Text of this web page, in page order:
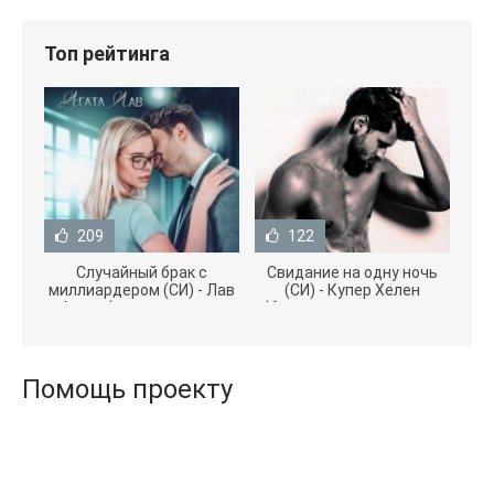
Топ рейтинга
209
Случайный брак с
миллиардером (СИ) - Лав
Агата (полная версия
122
Свидание на одну ночь
(СИ) - Купер Хелен
(бесплатные серии книг
Помощь проекту